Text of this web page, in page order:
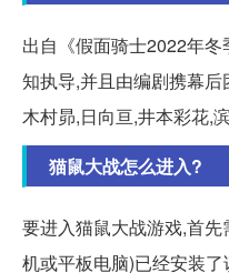
出自《假面骑士2022年
知执导,并且由编剧携幕
木村昴,日向亘,井本彩花,
猫鼠大战怎么进入?
要进入猫鼠大战游戏,首
机或平板电脑)已经安装